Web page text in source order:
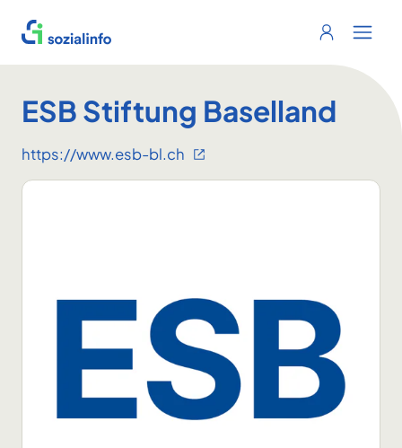
Sozialinfo
Login
ESB Stiftung Baselland
https://www.esb-bl.ch